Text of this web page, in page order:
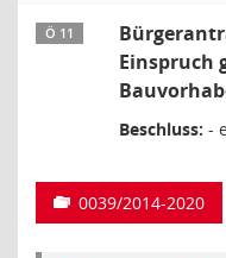
Ö 11
Einspruch
Beschluss: -
0039/2014-2020